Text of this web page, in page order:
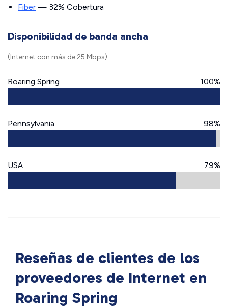
Fiber — 32% Cobertura
Disponibilidad de banda ancha
(Internet con más de 25 Mbps)
Roaring Spring 100%
Pennsylvania 98%
USA 79%
Reseñas de clientes de los
proveedores de Internet en
Roaring Spring